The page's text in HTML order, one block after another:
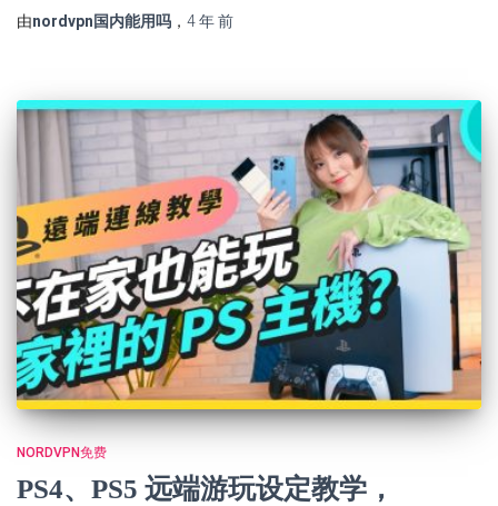
由nordvpn国内能用吗 ， 4 年前
NORDVPN免费
PS4、PS5 远端游玩设定教学，